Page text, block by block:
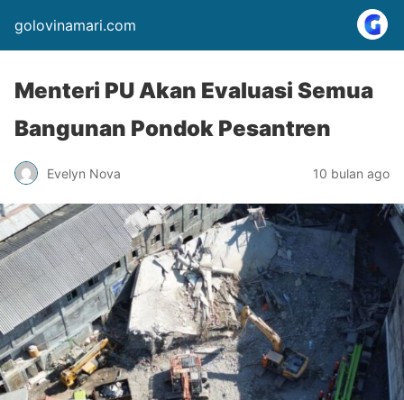
golovinamari.com
Menteri PU Akan Evaluasi Semua
Bangunan Pondok Pesantren
Evelyn Nova 10 bulan ago